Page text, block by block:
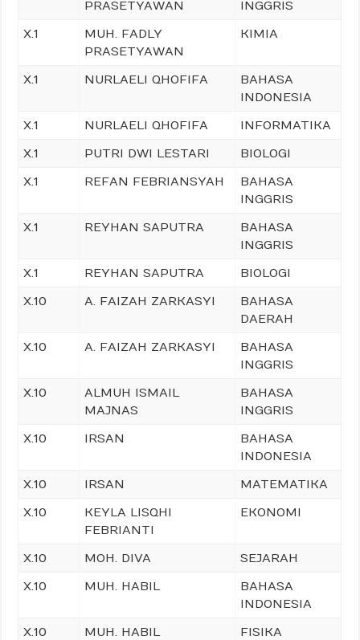
PRASETYAWAN
INGGRIS
X.1
MUH. FADLY
PRASETYAWAN
KIMIA
X.1 NURLAELI QHOFIFA
BAHASA
INDONESIA
X.1
NURLAELI QHOFIFA
INFORMATIKA
X.1
PUTRI DWI LESTARI
BIOLOGI
X.1
REFAN FEBRIANSYAH
BAHASA
INGGRIS
X.1
REYHAN SAPUTRA
BAHASA
INGGRIS
X.1
REYHAN SAPUTRA
BIOLOGI
X.10
A. FAIZAH ZARKASYI
BAHASA
DAERAH
X.10
A. FAIZAH ZARKASYI
BAHASA
INGGRIS
X.10
ALMUH ISMAIL
MAJNAS
BAHASA
INGGRIS
X.10
IRSAN
BAHASA
INDONESIA
X.10
IRSAN
MATEMATIKA
X.10
KEYLA LISQHI
FEBRIANTI
EKONOMI
X.10 MOH. DIVA
SEJARAH
X.10
MUH. HABIL
BAHASA
INDONESIA
X.10
MUH. HABIL
FISIKA